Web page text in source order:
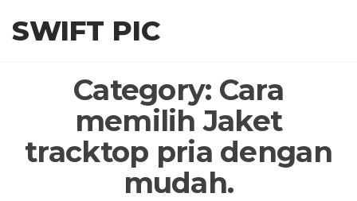
SWIFT PIC
Category: Cara
memilih Jaket
tracktop pria dengan
mudah.